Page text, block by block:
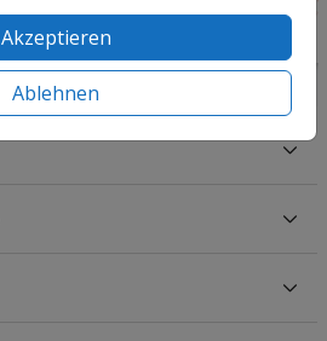
Akzeptieren
Ablehnen